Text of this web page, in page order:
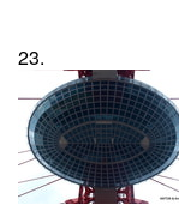
23.